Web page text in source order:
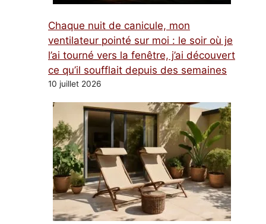
Chaque nuit de canicule, mon
ventilateur pointé sur moi : le soir où je
l’ai tourné vers la fenêtre, j’ai découvert
ce qu’il soufflait depuis des semaines
10 juillet 2026